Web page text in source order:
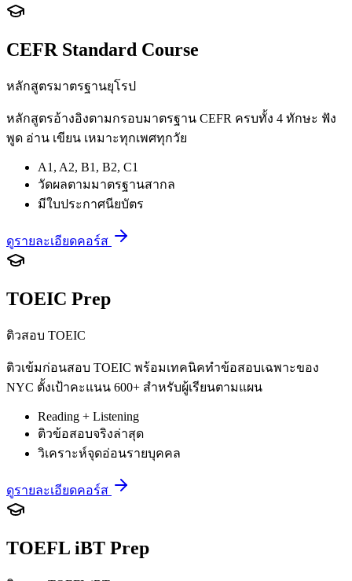
CEFR Standard Course
หลักสูตรมาตรฐานยุโรป
หลักสูตรอ้างอิงตามกรอบมาตรฐาน CEFR ครบทั้ง 4 ทักษะ ฟัง
พูด อ่าน เขียน เหมาะทุกเพศทุกวัย
A1, A2, B1, B2, C1
วัดผลตามมาตรฐานสากล
มีใบประกาศนียบัตร
ดูรายละเอียดคอร์ส
TOEIC Prep
ติวสอบ TOEIC
ติวเข้มก่อนสอบ TOEIC พร้อมเทคนิคทำข้อสอบเฉพาะของ
NYC ตั้งเป้าคะแนน 600+ สำหรับผู้เรียนตามแผน
Reading + Listening
ติวข้อสอบจริงล่าสุด
วิเคราะห์จุดอ่อนรายบุคคล
ดูรายละเอียดคอร์ส
TOEFL iBT Prep